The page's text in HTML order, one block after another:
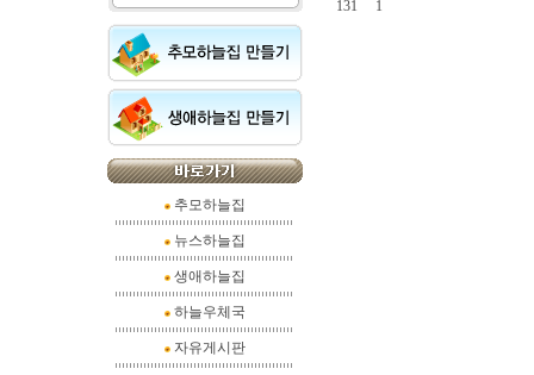
추모하늘집
뉴스하늘집
생애하늘집
하늘우체국
자유게시판
131
1